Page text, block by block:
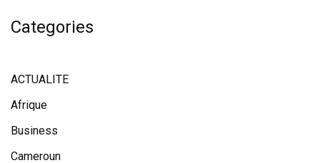
Categories
ACTUALITE
Afrique
Business
Cameroun